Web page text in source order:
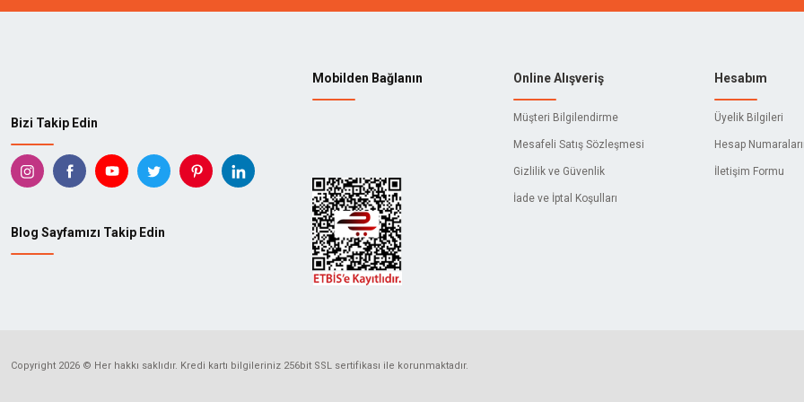
Bizi Takip Edin
Blog Sayfamızı Takip Edin
Mobilden Bağlanın Online Alışveriş
Müşteri Bilgilendirme
Mesafeli Satış Sözleşmesi
Gizlilik ve Güvenlik
İade ve İptal Koşulları
Hesabım
Üyelik Bilgileri
Hesap
İletişim Formu
Copyright 2026 © Her hakkı saklıdır. Kredi kartı bilgileriniz 256bit SSL sertifikası ile korunmaktadır.